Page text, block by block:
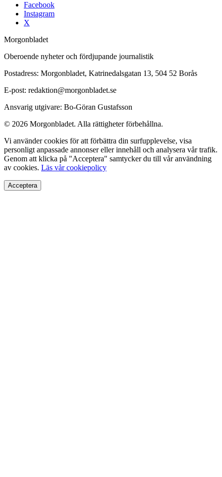
Facebook
Instagram
X
Morgonbladet
Oberoende nyheter och fördjupande journalistik
Postadress: Morgonbladet, Katrinedalsgatan 13, 504 52 Borås
E-post: redaktion@morgonbladet.se
Ansvarig utgivare: Bo-Göran Gustafsson
© 2026 Morgonbladet. Alla rättigheter förbehållna.
Vi använder cookies för att förbättra din surfupplevelse, visa
personligt anpassade annonser eller innehåll och analysera vår trafik.
Genom att klicka på "Acceptera" samtycker du till vår användning
av cookies. Läs vår cookiepolicy
Acceptera